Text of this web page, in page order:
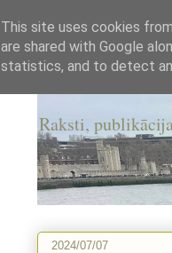
Raksti,
2024/07/07
This site uses cookies
are shared with Google
statistics, and to detect